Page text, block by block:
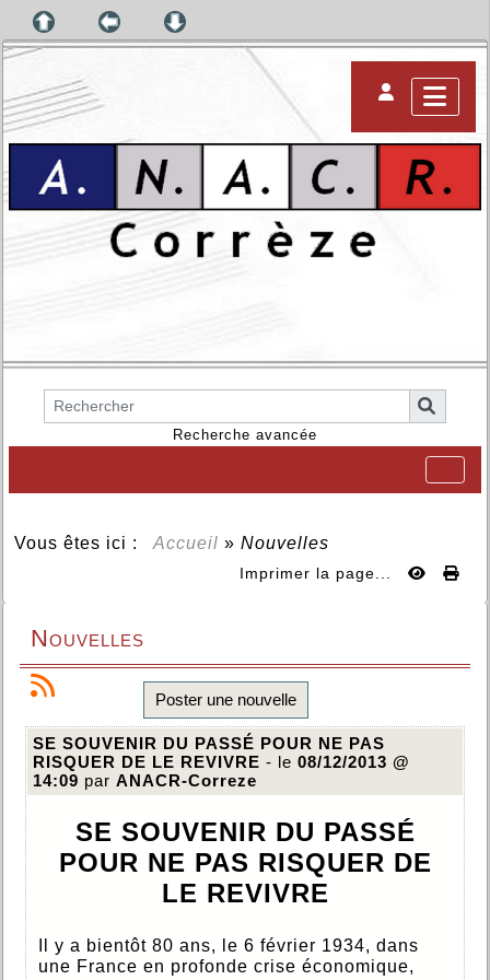
Recherche avancée
Vous êtes ici : Accueil » Nouvelles
Imprimer la page...
Nouvelles
Poster une nouvelle
SE SOUVENIR DU PASSÉ POUR NE PAS
RISQUER DE LE REVIVRE - le 08/12/2013 @
14:09 par ANACR-Correze
SE SOUVENIR DU PASSÉ
POUR NE PAS RISQUER DE
LE REVIVRE
Il y a bientôt 80 ans, le 6 février 1934, dans
une France en profonde crise économique,